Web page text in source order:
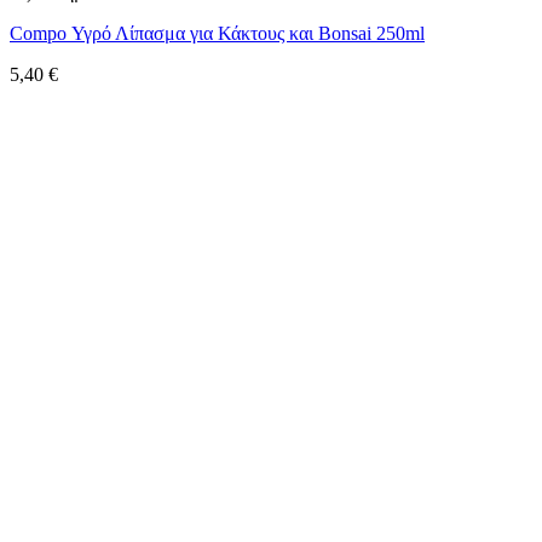
Compo Υγρό Λίπασμα για Κάκτους και Bonsai 250ml
5,40 €